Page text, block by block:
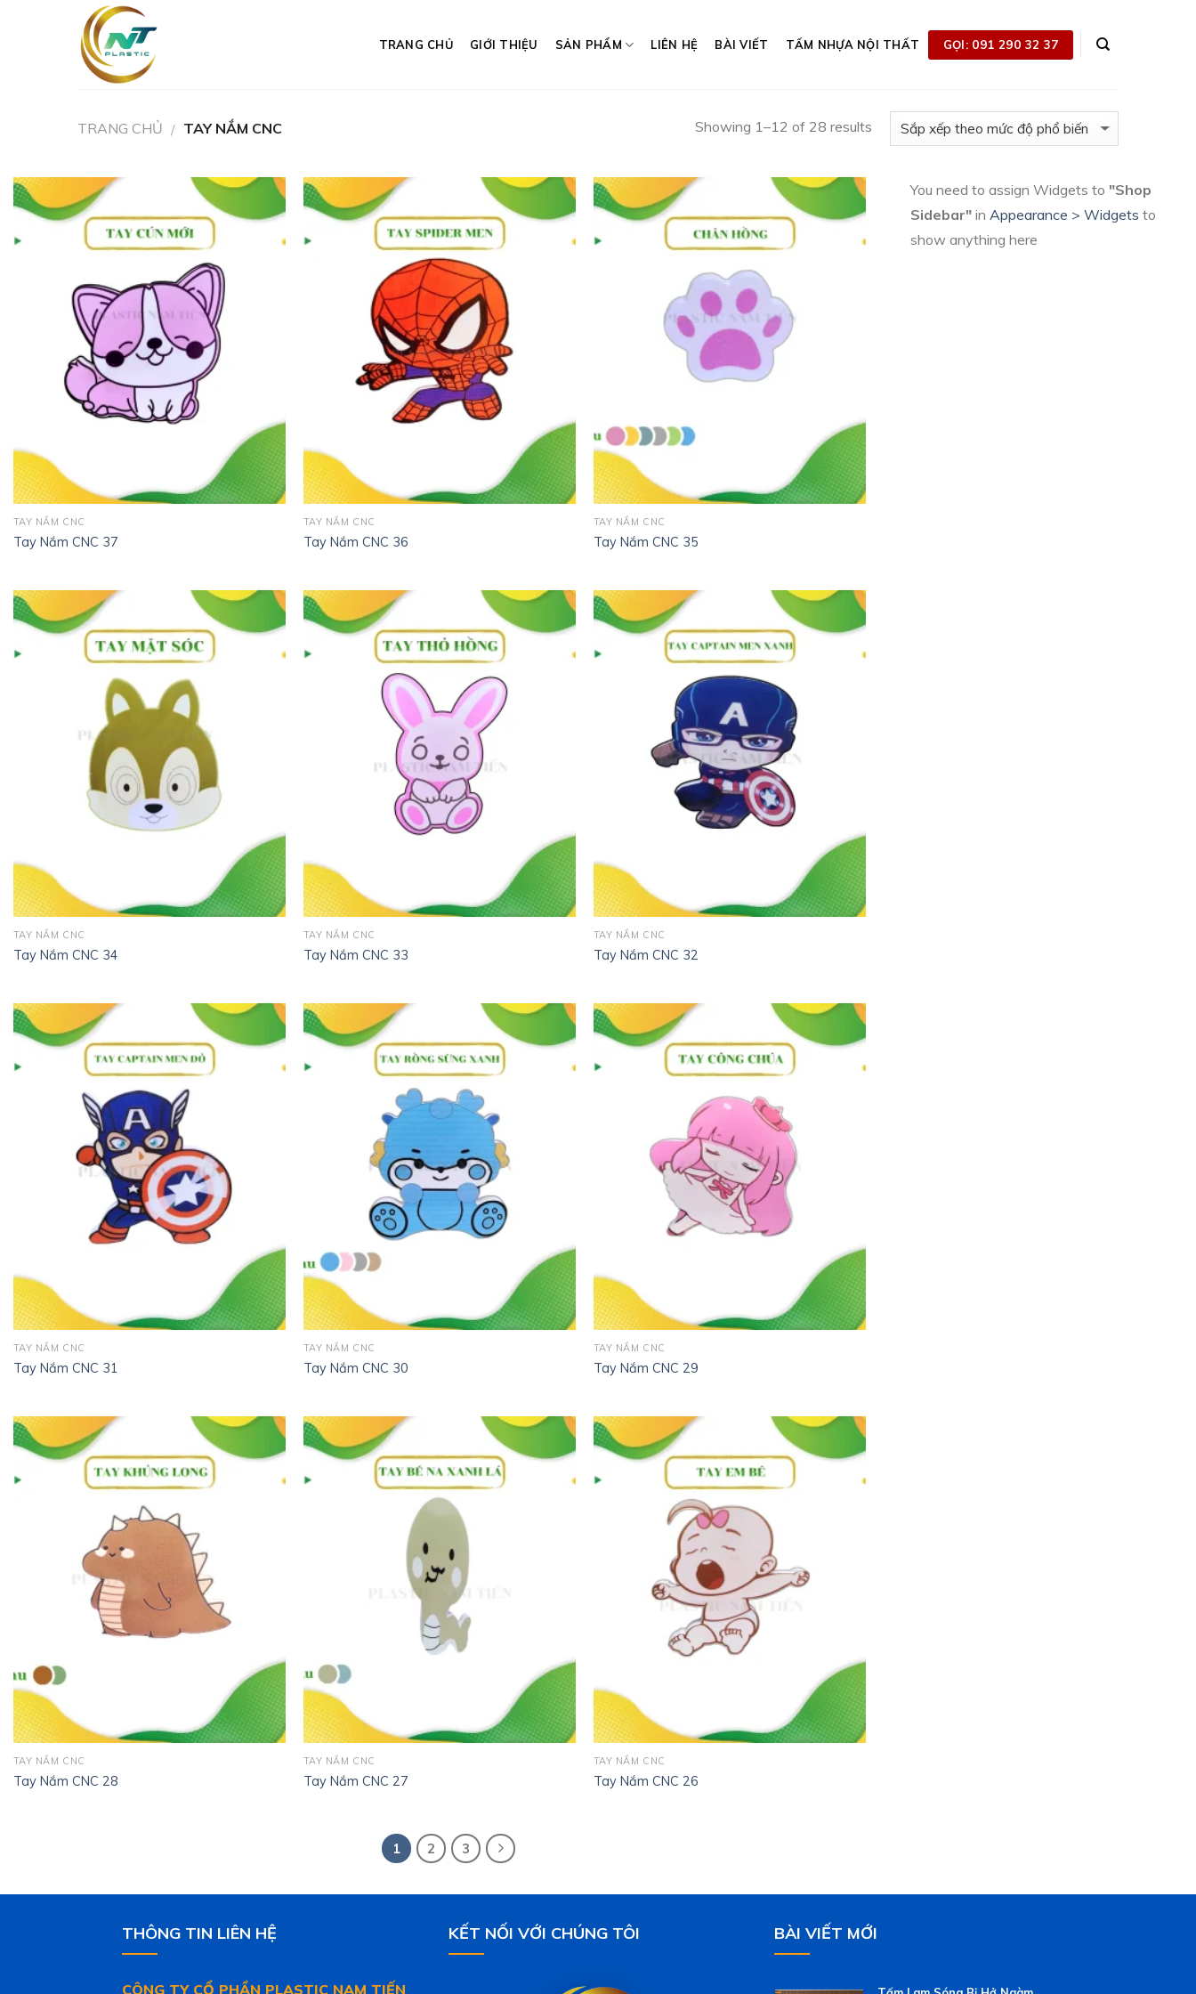
TRANG CHỦ GIỚI THIỆU SẢN PHẨM LIÊN HỆ BÀI VIẾT TẤM NHỰA NỘI THẤT GỌI: 091 290 32 37
TRANG CHỦ / TAY NẮM CNC Showing 1–12 of 28 results
TAY NẮM CNC
Tay Nắm CNC 37
TAY NẮM CNC
Tay Nắm CNC 36
TAY NẮM CNC
Tay Nắm CNC 35
TAY NẮM CNC
Tay Nắm CNC 34
TAY NẮM CNC
Tay Nắm CNC 33
TAY NẮM CNC
Tay Nắm CNC 32
TAY NẮM CNC
Tay Nắm CNC 31
TAY NẮM CNC
Tay Nắm CNC 30
TAY NẮM CNC
Tay Nắm CNC 29
TAY NẮM CNC
Tay Nắm CNC 28
TAY NẮM CNC
Tay Nắm CNC 27
TAY NẮM CNC
Tay Nắm CNC 26
1 2 3
You need to assign Widgets to "Shop
Sidebar" in Appearance > Widgets to
show anything here
THÔNG TIN LIÊN HỆ
CÔNG TY CỔ PHẦN PLASTIC NAM TIẾN
KẾT NỐI VỚI CHÚNG TÔI BÀI VIẾT MỚI